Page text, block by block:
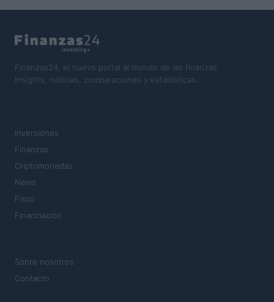
Finanzas24, el nuevo portal al mundo de las finanzas.
Insights, noticias, comparaciones y estadísticas.
Inversiones
Finanzas
Criptomonedas
News
Fisco
Financiación
Sobre nosotros
Contacto